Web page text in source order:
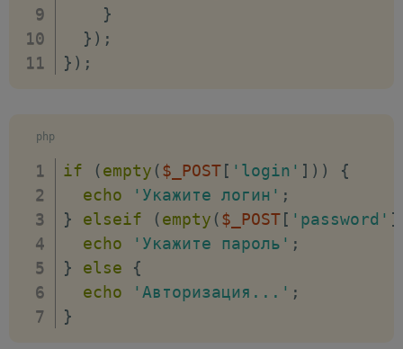
}
} ) ;
} ) ;
php
if (empty ($_POST[ 'login' ] ) )
{
echo
'Укажите логин' ;
}
elseif (empty ($_POST[ 'password' ]
echo
'Укажите пароль' ;
}
else
{
echo
'Авторизация...' ;
}